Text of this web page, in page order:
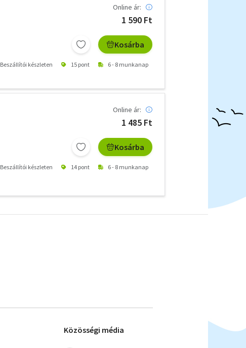
Online ár:
1 590 Ft
Kosárba
Beszállítói készleten 15 pont 6 - 8 munkanap
Online ár:
1 485 Ft
Kosárba
Beszállítói készleten 14 pont 6 - 8 munkanap
Közösségi média